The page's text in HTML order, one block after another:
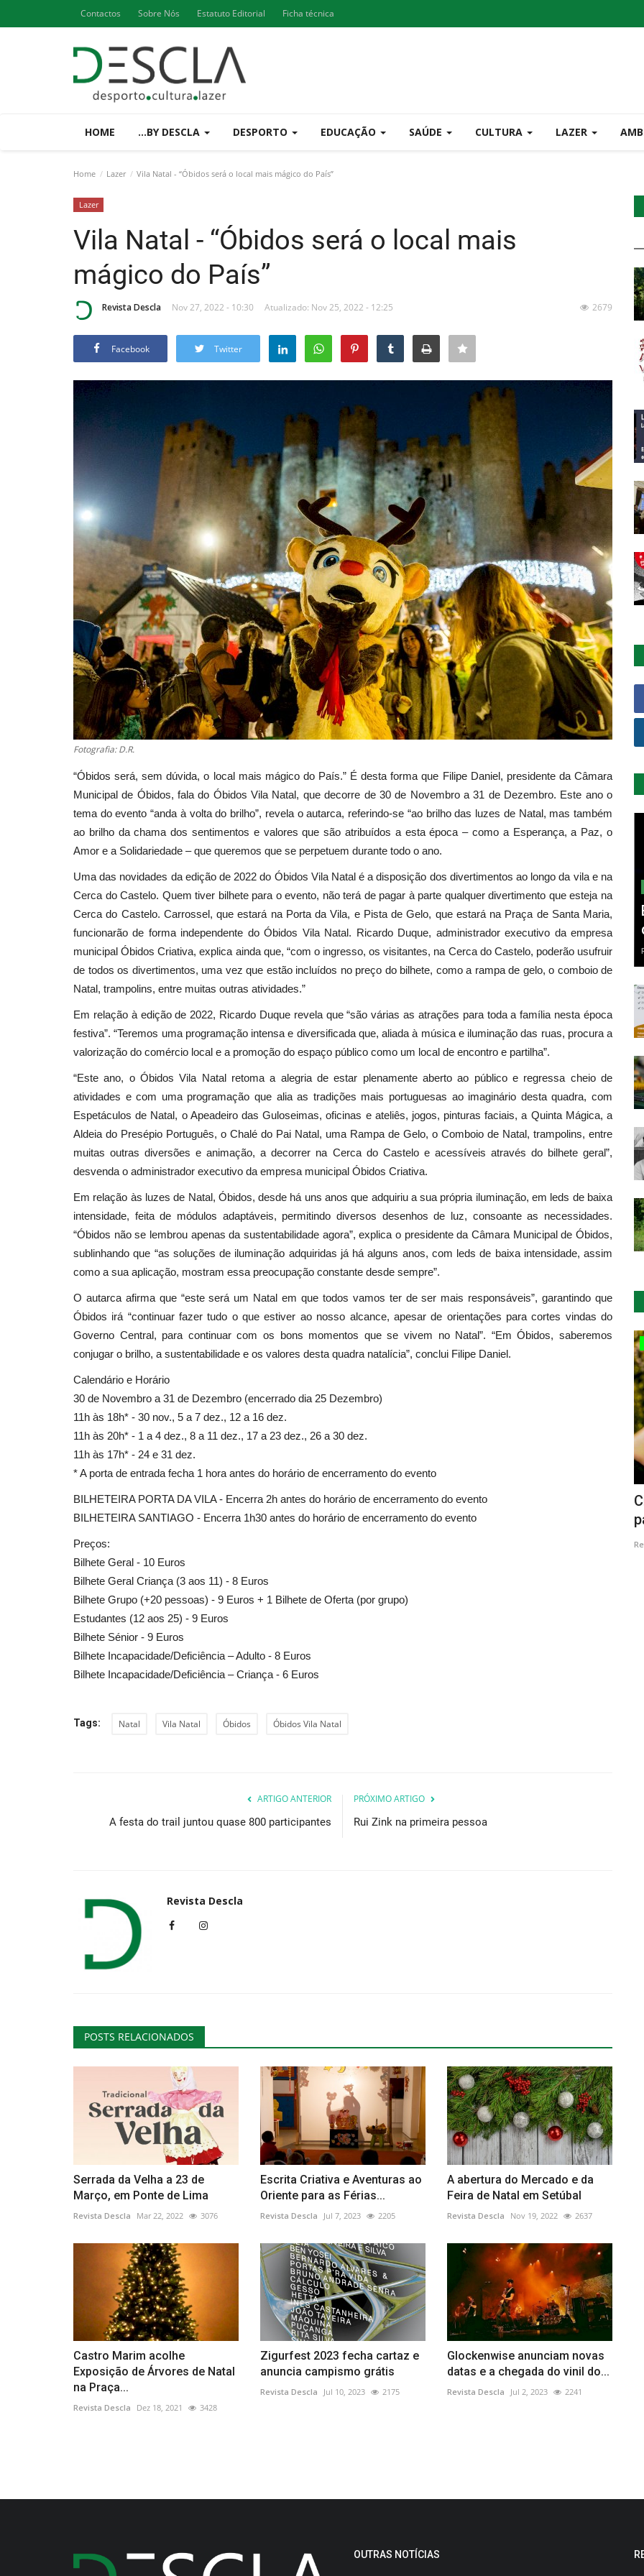
Contactos Sobre Nós Estatuto Editorial Ficha técnica
HOME ...BY DESCLA DESPORTO EDUCAÇÃO SAÚDE CULTURA LAZER
Home Lazer Vila Natal - “Óbidos será o local mais mágico do País”
Lazer
Vila Natal - “Óbidos será o local mais
mágico do País”
Revista Descla Nov 27, 2022 - 10:30 Atualizado: Nov 25, 2022 - 12:25 2679
Facebook Twitter
Fotografia: D.R.
“Óbidos será, sem dúvida, o local mais mágico do País.” É desta forma que Filipe Daniel, presidente da Câmara
Municipal de Óbidos, fala do Óbidos Vila Natal, que decorre de 30 de Novembro a 31 de Dezembro. Este ano o
tema do evento “anda à volta do brilho”, revela o autarca, referindo-se “ao brilho das luzes de Natal, mas também
ao brilho da chama dos sentimentos e valores que são atribuídos a esta época – como a Esperança, a Paz, o
Amor e a Solidariedade – que queremos que se perpetuem durante todo o ano.
Uma das novidades da edição de 2022 do Óbidos Vila Natal é a disposição dos divertimentos ao longo da vila e na
Cerca do Castelo. Quem tiver bilhete para o evento, não terá de pagar à parte qualquer divertimento que esteja na
Cerca do Castelo. Carrossel, que estará na Porta da Vila, e Pista de Gelo, que estará na Praça de Santa Maria,
funcionarão de forma independente do Óbidos Vila Natal. Ricardo Duque, administrador executivo da empresa
municipal Óbidos Criativa, explica ainda que, “com o ingresso, os visitantes, na Cerca do Castelo, poderão usufruir
de todos os divertimentos, uma vez que estão incluídos no preço do bilhete, como a rampa de gelo, o comboio de
Natal, trampolins, entre muitas outras atividades.”
Em relação à edição de 2022, Ricardo Duque revela que “são várias as atrações para toda a família nesta época
festiva”. “Teremos uma programação intensa e diversificada que, aliada à música e iluminação das ruas, procura a
valorização do comércio local e a promoção do espaço público como um local de encontro e partilha”.
“Este ano, o Óbidos Vila Natal retoma a alegria de estar plenamente aberto ao público e regressa cheio de
atividades e com uma programação que alia as tradições mais portuguesas ao imaginário desta quadra, com
Espetáculos de Natal, o Apeadeiro das Guloseimas, oficinas e ateliês, jogos, pinturas faciais, a Quinta Mágica, a
Aldeia do Presépio Português, o Chalé do Pai Natal, uma Rampa de Gelo, o Comboio de Natal, trampolins, entre
muitas outras diversões e animação, a decorrer na Cerca do Castelo e acessíveis através do bilhete geral”,
desvenda o administrador executivo da empresa municipal Óbidos Criativa.
Em relação às luzes de Natal, Óbidos, desde há uns anos que adquiriu a sua própria iluminação, em leds de baixa
intensidade, feita de módulos adaptáveis, permitindo diversos desenhos de luz, consoante as necessidades.
“Óbidos não se lembrou apenas da sustentabilidade agora”, explica o presidente da Câmara Municipal de Óbidos,
sublinhando que “as soluções de iluminação adquiridas já há alguns anos, com leds de baixa intensidade, assim
como a sua aplicação, mostram essa preocupação constante desde sempre”.
O autarca afirma que “este será um Natal em que todos vamos ter de ser mais responsáveis”, garantindo que
Óbidos irá “continuar fazer tudo o que estiver ao nosso alcance, apesar de orientações para cortes vindas do
Governo Central, para continuar com os bons momentos que se vivem no Natal”. “Em Óbidos, saberemos
conjugar o brilho, a sustentabilidade e os valores desta quadra natalícia”, conclui Filipe Daniel.
Calendário e Horário
30 de Novembro a 31 de Dezembro (encerrado dia 25 Dezembro)
11h às 18h* - 30 nov., 5 a 7 dez., 12 a 16 dez.
11h às 20h* - 1 a 4 dez., 8 a 11 dez., 17 a 23 dez., 26 a 30 dez.
11h às 17h* - 24 e 31 dez.
* A porta de entrada fecha 1 hora antes do horário de encerramento do evento
BILHETEIRA PORTA DA VILA - Encerra 2h antes do horário de encerramento do evento
BILHETEIRA SANTIAGO - Encerra 1h30 antes do horário de encerramento do evento
Preços:
Bilhete Geral - 10 Euros
Bilhete Geral Criança (3 aos 11) - 8 Euros
Bilhete Grupo (+20 pessoas) - 9 Euros + 1 Bilhete de Oferta (por grupo)
Estudantes (12 aos 25) - 9 Euros
Bilhete Sénior - 9 Euros
Bilhete Incapacidade/Deficiência – Adulto - 8 Euros
Bilhete Incapacidade/Deficiência – Criança - 6 Euros
Tags: Natal Vila Natal Óbidos Óbidos Vila Natal
ARTIGO ANTERIOR
A festa do trail juntou quase 800 participantes
PRÓXIMO ARTIGO
Rui Zink na primeira pessoa
Revista Descla
POSTS RELACIONADOS
Serrada da Velha a 23 de
Março, em Ponte de Lima
Revista Descla Mar 22, 2022 3076
Escrita Criativa e Aventuras ao
Oriente para as Férias...
Revista Descla Jul 7, 2023 2205
A abertura do Mercado e da
Feira de Natal em Setúbal
Revista Descla Nov 19, 2022 2637
Castro Marim acolhe
Exposição de Árvores de Natal
na Praça...
Revista Descla Dez 18, 2021 3428
Zigurfest 2023 fecha cartaz e
anuncia campismo grátis
Revista Descla Jul 10, 2023 2175
Glockenwise anunciam novas
datas e a chegada do vinil do...
Revista Descla Jul 2, 2023 2241
Cultura
4ª edição do Festival de Cinema de
Sever do Vouga de 28...
Lenta é “Praia com Qualidade de Ouro”
2023
OUTRAS NOTÍCIAS